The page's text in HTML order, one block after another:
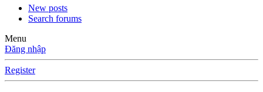
New posts
Search forums
Menu
Đăng nhập
Register